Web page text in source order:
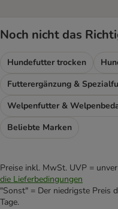
Noch nicht das
Hundefutter trocken
Welpenfutter &
Beliebte Marken
Preise inkl. MwSt. UVP =
die Lieferbedingungen
"Sonst" = Der niedrigste Preis
Tage.